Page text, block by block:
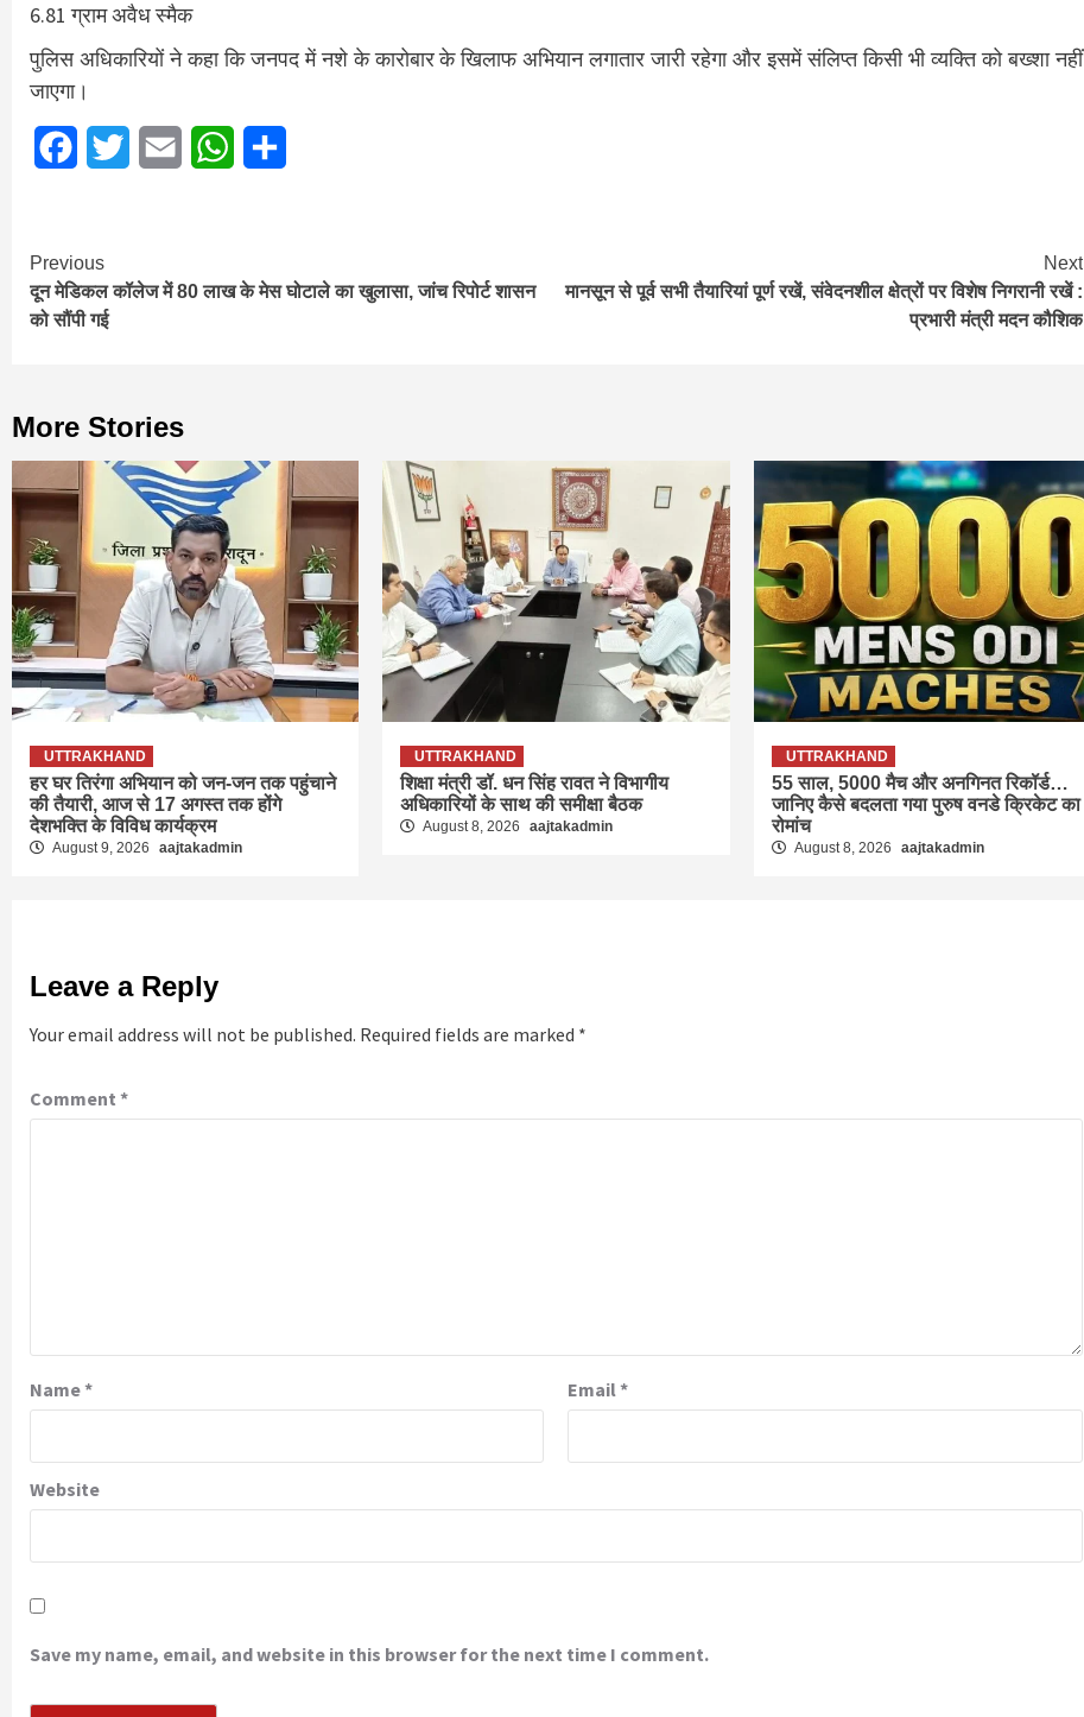
6.81 ग्राम अवैध स्मैक
पुलिस अधिकारियों ने कहा कि जनपद में नशे के कारोबार के खिलाफ अभियान लगातार जारी रहेगा और इसमें संलिप्त किसी भी व्यक्ति को बख्शा नहीं
जाएगा।
FacebookTwitter Email WhatsApp
Continue
Reading
Previous
दून मेडिकल कॉलेज में 80 लाख के मेस घोटाले का खुलासा, जांच रिपोर्ट शासन
को सौंपी गई
Next
मानसून से पूर्व सभी तैयारियां पूर्ण रखें, संवेदनशील क्षेत्रों पर विशेष निगरानी रखें :
प्रभारी मंत्री मदन कौशिक
More Stories
UTTRAKHAND
हर घर तिरंगा अभियान को जन-जन तक पहुंचाने
की तैयारी, आज से 17 अगस्त तक होंगे
देशभक्ति के विविध कार्यक्रम
August 9, 2026 aajtakadmin
UTTRAKHAND
शिक्षा मंत्री डॉ. धन सिंह रावत ने विभागीय
अधिकारियों के साथ की समीक्षा बैठक
August 8, 2026 aajtakadmin
UTTRAKHAND
55 साल, 5000 मैच और अनगिनत रिकॉर्ड…
जानिए कैसे बदलता गया पुरुष वनडे क्रिकेट का
रोमांच
August 8, 2026 aajtakadmin
Leave a Reply
Your email address will not be published. Required fields are marked *
Comment *
Name* Email*
Website
Save my name, email, and website in this browser for the next time I comment.